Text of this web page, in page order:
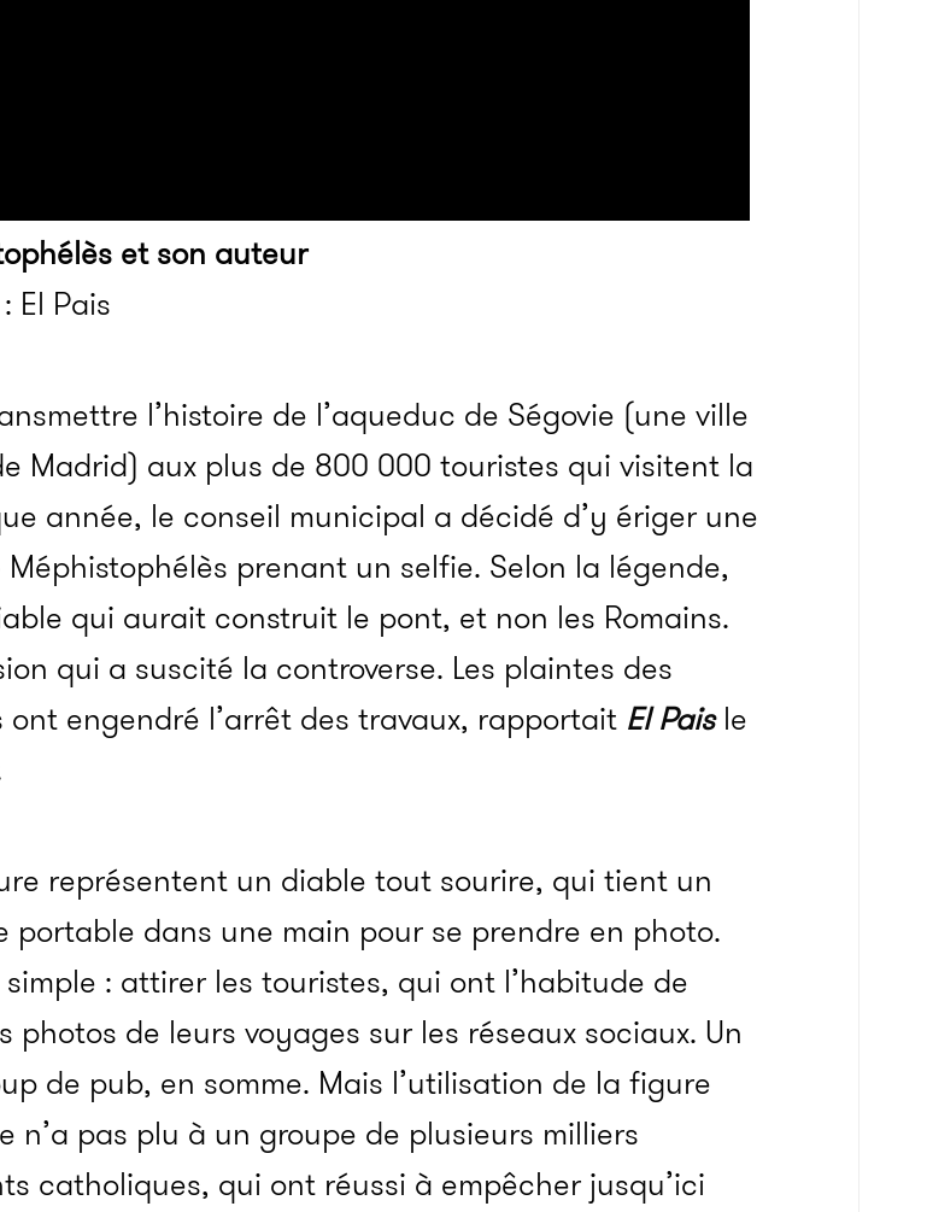
et son auteur
El Pais
l’histoire de l’aqueduc de Ségovie (une ville
Madrid) aux plus de 800 000 touristes qui visitent la
année, le conseil municipal a décidé d’y ériger une
prenant un selfie. Selon la légende,
qui aurait construit le pont, et non les Romains.
qui a suscité la controverse. Les plaintes des
engendré l’arrêt des travaux, rapportait El Paisle
représentent un diable tout sourire, qui tient un
portable dans une main pour se prendre en photo.
simple : attirer les touristes, qui ont l’habitude de
photos de leurs voyages sur les réseaux sociaux. Un
de pub, en somme. Mais l’utilisation de la figure
n’a pas plu à un groupe de plusieurs milliers
catholiques, qui ont réussi à empêcher jusqu’ici